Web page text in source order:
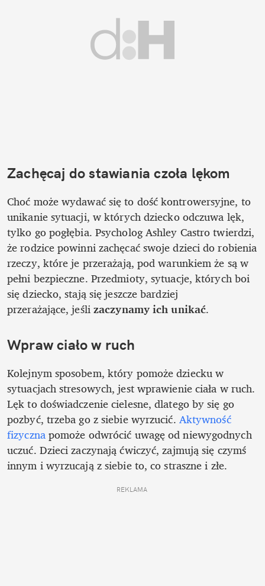
Zachęcaj do stawiania czoła lękom
Choć może wydawać się to dość kontrowersyjne, to
unikanie sytuacji, w których dziecko odczuwa lęk,
tylko go pogłębia. Psycholog Ashley Castro twierdzi,
że rodzice powinni zachęcać swoje dzieci do robienia
rzeczy, które je przerażają, pod warunkiem że są w
pełni bezpieczne. Przedmioty, sytuacje, których boi
się dziecko, stają się jeszcze bardziej
przerażające, jeśli zaczynamy ich unikać.
Wpraw ciało w ruch
Kolejnym sposobem, który pomoże dziecku w
sytuacjach stresowych, jest wprawienie ciała w ruch.
Lęk to doświadczenie cielesne, dlatego by się go
pozbyć, trzeba go z siebie wyrzucić. Aktywność
fizyczna pomoże odwrócić uwagę od niewygodnych
uczuć. Dzieci zaczynają ćwiczyć, zajmują się czymś
innym i wyrzucają z siebie to, co straszne i złe.
REKLAMA